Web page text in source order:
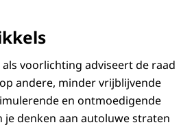
voorlichting adviseert de raad
andere, minder vrijblijvende
en ontmoedigende
je denken aan autoluwe straten